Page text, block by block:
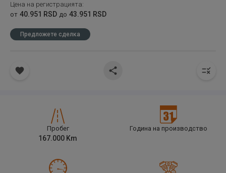
Цена на регистрацията:
от 40.951 RSD до 43.951 RSD
Предложете сделка
Пробег
167.000 Km
Година на производство